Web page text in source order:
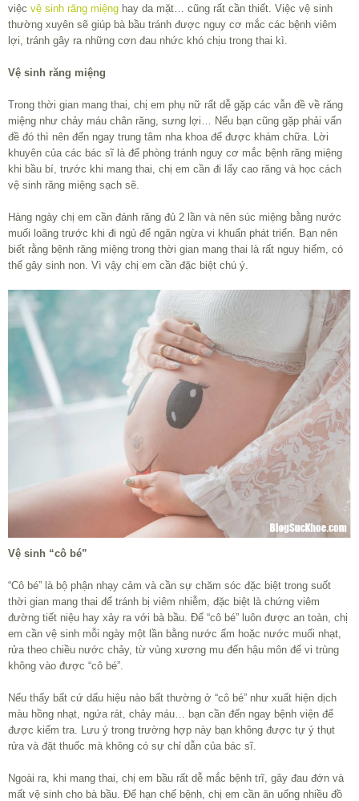
việc vệ sinh răng miệng hay da mặt… cũng rất cần thiết. Việc vệ sinh
thường xuyên sẽ giúp bà bầu tránh được nguy cơ mắc các bệnh viêm
lợi, tránh gây ra những cơn đau nhức khó chịu trong thai kì.
Vệ sinh răng miệng
Trong thời gian mang thai, chị em phụ nữ rất dễ gặp các vẫn đề về răng
miệng như chảy máu chân răng, sưng lợi… Nếu bạn cũng gặp phải vấn
đề đó thì nên đến ngay trung tâm nha khoa để được khám chữa. Lời
khuyên của các bác sĩ là để phòng tránh nguy cơ mắc bệnh răng miệng
khi bầu bí, trước khi mang thai, chị em cần đi lấy cao răng và học cách
vệ sinh răng miệng sạch sẽ.
Hàng ngày chị em cần đánh răng đủ 2 lần và nên súc miệng bằng nước
muối loãng trước khi đi ngủ để ngăn ngừa vi khuẩn phát triển. Bạn nên
biết rằng bệnh răng miệng trong thời gian mang thai là rất nguy hiểm, có
thể gây sinh non. Vì vậy chị em cần đặc biệt chú ý.
Vệ sinh “cô bé”
“Cô bé” là bộ phận nhạy cảm và cần sự chăm sóc đặc biệt trong suốt
thời gian mang thai để tránh bị viêm nhiễm, đặc biệt là chứng viêm
đường tiết niệu hay xảy ra với bà bầu. Để “cô bé” luôn được an toàn, chị
em cần vệ sinh mỗi ngày một lần bằng nước ấm hoặc nước muối nhạt,
rửa theo chiều nước chảy, từ vùng xương mu đến hậu môn để vi trùng
không vào được “cô bé”.
Nếu thấy bất cứ dấu hiệu nào bất thường ở “cô bé” như xuất hiện dịch
màu hồng nhạt, ngứa rát, chảy máu… bạn cần đến ngay bệnh viện để
được kiểm tra. Lưu ý trong trường hợp này bạn không được tự ý thụt
rửa và đặt thuốc mà không có sự chỉ dẫn của bác sĩ.
Ngoài ra, khi mang thai, chị em bầu rất dễ mắc bệnh trĩ, gây đau đớn và
mất vệ sinh cho bà bầu. Để hạn chế bệnh, chị em cần ăn uống nhiều đồ